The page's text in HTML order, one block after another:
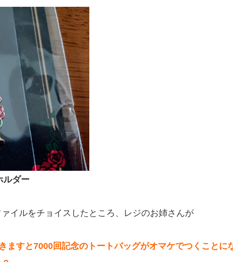
ルダー
イルをチョイスしたところ、レジのお姉さんが
ますと7000回記念のトートバッグがオマケでつくことに